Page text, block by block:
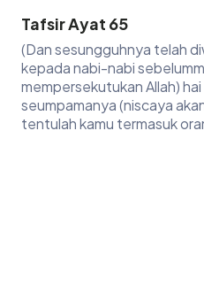
Tafsir Ayat 65
(Dan sesungguhnya telah
kepada nabi-nabi
mempersekutukan Allah)
seumpamanya (niscaya
tentulah kamu termasuk